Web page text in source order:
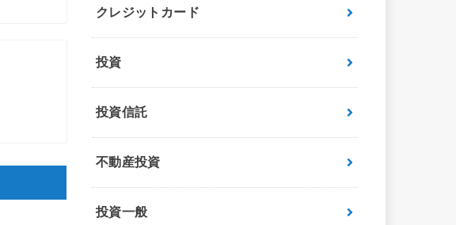
クレジットカード
投資
投資信託
不動産投資
投資一般